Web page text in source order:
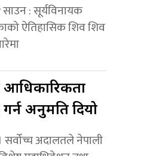
: सूर्यविनायक
ऐतिहासिक शिव शिव
आधिकारिकता
अनुमति दियो
सर्वोच्च अदालतले नेपाली